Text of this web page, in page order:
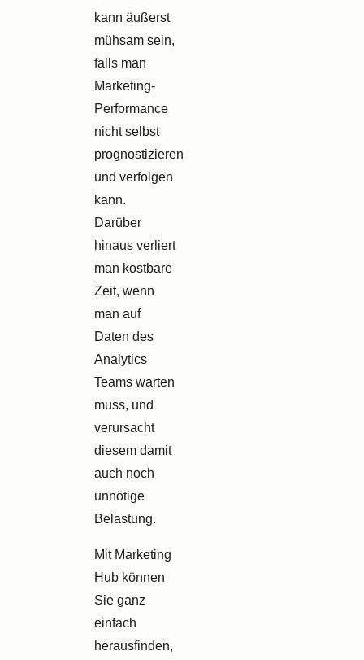
kann äußerst
mühsam sein,
falls man
Marketing-
Performance
nicht selbst
prognostizieren
und verfolgen
kann.
Darüber
hinaus verliert
man kostbare
Zeit, wenn
man auf
Daten des
Analytics
Teams warten
muss, und
verursacht
diesem damit
auch noch
unnötige
Belastung.
Mit Marketing
Hub können
Sie ganz
einfach
herausfinden,